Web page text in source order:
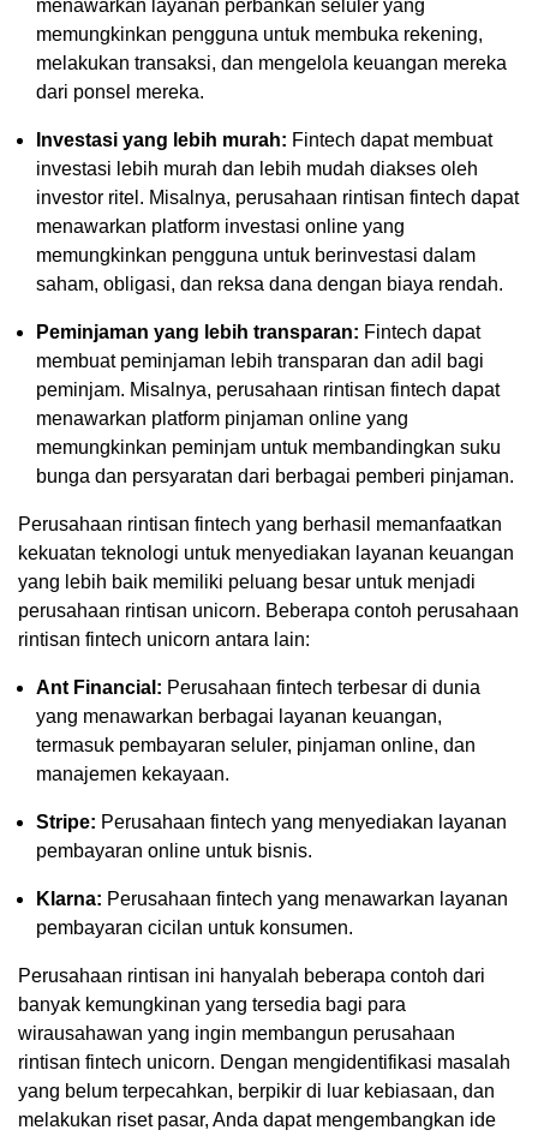
menawarkan layanan perbankan seluler yang
memungkinkan pengguna untuk membuka rekening,
melakukan transaksi, dan mengelola keuangan mereka
dari ponsel mereka.
Investasi yang lebih murah: Fintech dapat membuat
investasi lebih murah dan lebih mudah diakses oleh
investor ritel. Misalnya, perusahaan rintisan fintech dapat
menawarkan platform investasi online yang
memungkinkan pengguna untuk berinvestasi dalam
saham, obligasi, dan reksa dana dengan biaya rendah.
Peminjaman yang lebih transparan: Fintech dapat
membuat peminjaman lebih transparan dan adil bagi
peminjam. Misalnya, perusahaan rintisan fintech dapat
menawarkan platform pinjaman online yang
memungkinkan peminjam untuk membandingkan suku
bunga dan persyaratan dari berbagai pemberi pinjaman.
Perusahaan rintisan fintech yang berhasil memanfaatkan
kekuatan teknologi untuk menyediakan layanan keuangan
yang lebih baik memiliki peluang besar untuk menjadi
perusahaan rintisan unicorn. Beberapa contoh perusahaan
rintisan fintech unicorn antara lain:
Ant Financial: Perusahaan fintech terbesar di dunia
yang menawarkan berbagai layanan keuangan,
termasuk pembayaran seluler, pinjaman online, dan
manajemen kekayaan.
Stripe: Perusahaan fintech yang menyediakan layanan
pembayaran online untuk bisnis.
Klarna: Perusahaan fintech yang menawarkan layanan
pembayaran cicilan untuk konsumen.
Perusahaan rintisan ini hanyalah beberapa contoh dari
banyak kemungkinan yang tersedia bagi para
wirausahawan yang ingin membangun perusahaan
rintisan fintech unicorn. Dengan mengidentifikasi masalah
yang belum terpecahkan, berpikir di luar kebiasaan, dan
melakukan riset pasar, Anda dapat mengembangkan ide